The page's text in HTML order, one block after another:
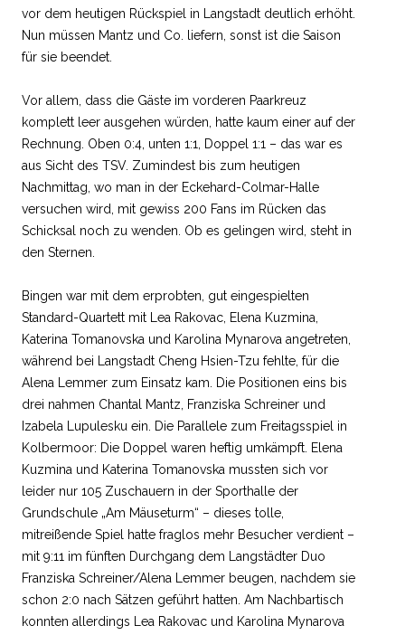
vor dem heutigen Rückspiel in Langstadt deutlich erhöht.
Nun müssen Mantz und Co. liefern, sonst ist die Saison
für sie beendet.
Vor allem, dass die Gäste im vorderen Paarkreuz
komplett leer ausgehen würden, hatte kaum einer auf der
Rechnung. Oben 0:4, unten 1:1, Doppel 1:1 – das war es
aus Sicht des TSV. Zumindest bis zum heutigen
Nachmittag, wo man in der Eckehard-Colmar-Halle
versuchen wird, mit gewiss 200 Fans im Rücken das
Schicksal noch zu wenden. Ob es gelingen wird, steht in
den Sternen.
Bingen war mit dem erprobten, gut eingespielten
Standard-Quartett mit Lea Rakovac, Elena Kuzmina,
Katerina Tomanovska und Karolina Mynarova angetreten,
während bei Langstadt Cheng Hsien-Tzu fehlte, für die
Alena Lemmer zum Einsatz kam. Die Positionen eins bis
drei nahmen Chantal Mantz, Franziska Schreiner und
Izabela Lupulesku ein. Die Parallele zum Freitagsspiel in
Kolbermoor: Die Doppel waren heftig umkämpft. Elena
Kuzmina und Katerina Tomanovska mussten sich vor
leider nur 105 Zuschauern in der Sporthalle der
Grundschule „Am Mäuseturm“ – dieses tolle,
mitreißende Spiel hatte fraglos mehr Besucher verdient –
mit 9:11 im fünften Durchgang dem Langstädter Duo
Franziska Schreiner/Alena Lemmer beugen, nachdem sie
schon 2:0 nach Sätzen geführt hatten. Am Nachbartisch
konnten allerdings Lea Rakovac und Karolina Mynarova